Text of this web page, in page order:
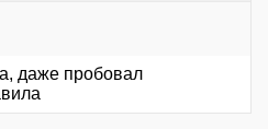
даже пробовал